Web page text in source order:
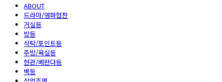
ABOUT
드라마/영화협찬
거실등
방등
식탁/포인트등
주방/욕실등
현관/베란다등
벽등